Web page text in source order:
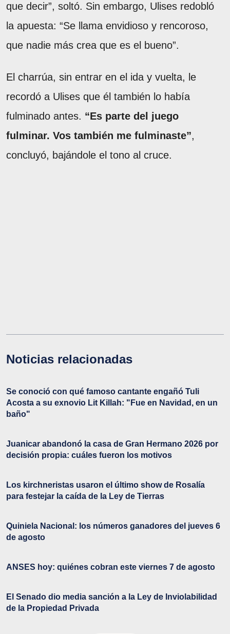
que decir”, soltó. Sin embargo, Ulises redobló
la apuesta: “Se llama envidioso y rencoroso,
que nadie más crea que es el bueno”.
El charrúa, sin entrar en el ida y vuelta, le
recordó a Ulises que él también lo había
fulminado antes. “Es parte del juego
fulminar. Vos también me fulminaste”,
concluyó, bajándole el tono al cruce.
Noticias relacionadas
Se conoció con qué famoso cantante engañó Tuli
Acosta a su exnovio Lit Killah: "Fue en Navidad, en un
baño"
Juanicar abandonó la casa de Gran Hermano 2026 por
decisión propia: cuáles fueron los motivos
Los kirchneristas usaron el último show de Rosalía
para festejar la caída de la Ley de Tierras
Quiniela Nacional: los números ganadores del jueves 6
de agosto
ANSES hoy: quiénes cobran este viernes 7 de agosto
El Senado dio media sanción a la Ley de Inviolabilidad
de la Propiedad Privada